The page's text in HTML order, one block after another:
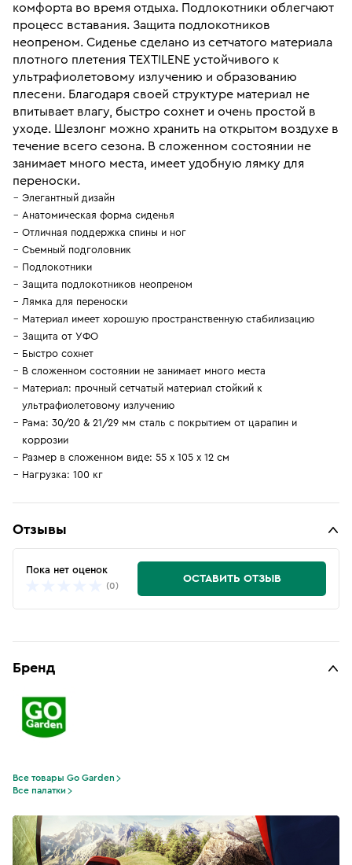
комфорта во время отдыха. Подлокотники облегчают
процесс вставания. Защита подлокотников
неопреном. Сиденье сделано из сетчатого материала
плотного плетения TEXTILENE устойчивого к
ультрафиолетовому излучению и образованию
плесени. Благодаря своей структуре материал не
впитывает влагу, быстро сохнет и очень простой в
уходе. Шезлонг можно хранить на открытом воздухе в
течение всего сезона. В сложенном состоянии не
занимает много места, имеет удобную лямку для
переноски.
Элегантный дизайн
Анатомическая форма сиденья
Отличная поддержка спины и ног
Съемный подголовник
Подлокотники
Защита подлокотников неопреном
Лямка для переноски
Материал имеет хорошую пространственную стабилизацию
Защита от УФО
Быстро сохнет
В сложенном состоянии не занимает много места
Материал: прочный сетчатый материал стойкий к
ультрафиолетовому излучению
Рама: 30/20 & 21/29 мм сталь с покрытием от царапин и
коррозии
Размер в сложенном виде: 55 х 105 х 12 см
Нагрузка: 100 кг
Отзывы
Пока нет оценок
(0)
ОСТАВИТЬ ОТЗЫВ
Бренд
Все товары Go Garden
Все палатки